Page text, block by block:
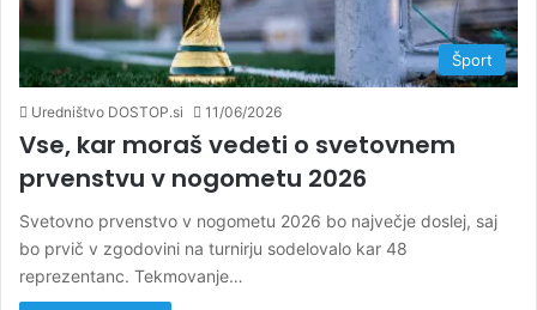
Šport
Uredništvo DOSTOP.si 11/06/2026
Vse, kar moraš vedeti o svetovnem
prvenstvu v nogometu 2026
Svetovno prvenstvo v nogometu 2026 bo največje doslej, saj
bo prvič v zgodovini na turnirju sodelovalo kar 48
reprezentanc. Tekmovanje…